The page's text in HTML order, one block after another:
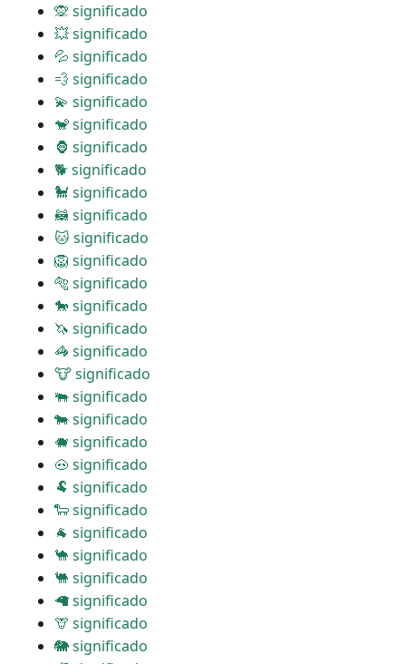
🙊 significado
💥 significado
💦 significado
💨 significado
💫 significado
🐒 significado
🦍 significado
🐕 significado
🐩 significado
🦝 significado
🐱 significado
🦁 significado
🐅 significado
🐎 significado
🦄 significado
🦓 significado
🐮 significado
🐃 significado
🐄 significado
🐗 significado
🐽 significado
🐏 significado
🐑 significado
🐐 significado
🐪 significado
🐫 significado
🦙 significado
🦒 significado
🐘 significado